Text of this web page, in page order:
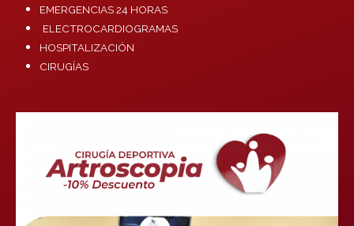
EMERGENCIAS 24 HORAS
ELECTROCARDIOGRAMAS
HOSPITALIZACIÓN
CIRUGÍAS